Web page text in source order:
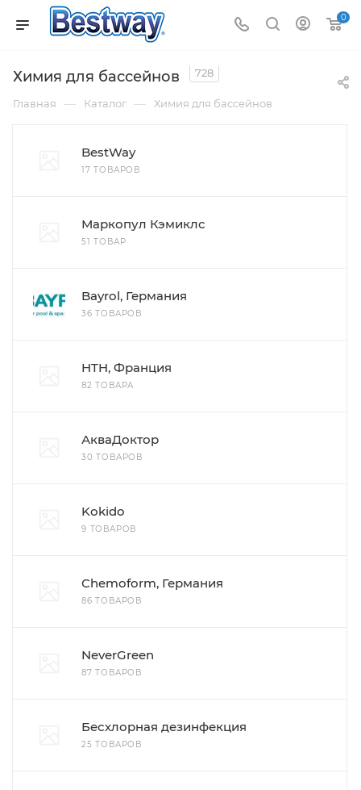
0
Химия для бассейнов 728
Главная — Каталог — Химия для бассейнов
BestWay
17 ТОВАРОВ
Маркопул Кэмиклс
51 ТОВАР
Bayrol, Германия
36 ТОВАРОВ
HTH, Франция
82 ТОВАРА
АкваДоктор
30 ТОВАРОВ
Kokido
9 ТОВАРОВ
Chemoform, Германия
86 ТОВАРОВ
NeverGreen
87 ТОВАРОВ
Бесхлорная дезинфекция
25 ТОВАРОВ